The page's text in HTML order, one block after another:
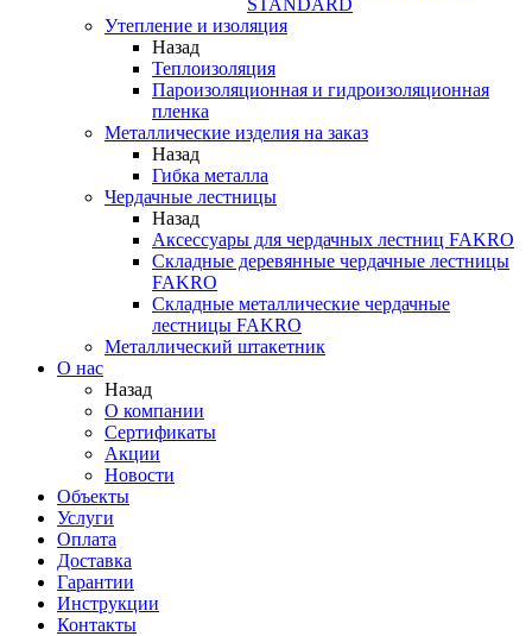
STANDARD
Утепление и изоляция
Назад
Теплоизоляция
Пароизоляционная и гидроизоляционная
пленка
Металлические изделия на заказ
Назад
Гибка металла
Чердачные лестницы
Назад
Аксессуары для чердачных лестниц FAKRO
Складные деревянные чердачные лестницы
FAKRO
Складные металлические чердачные
лестницы FAKRO
Металлический штакетник
О нас
Назад
О компании
Сертификаты
Акции
Новости
Объекты
Услуги
Оплата
Доставка
Гарантии
Инструкции
Контакты